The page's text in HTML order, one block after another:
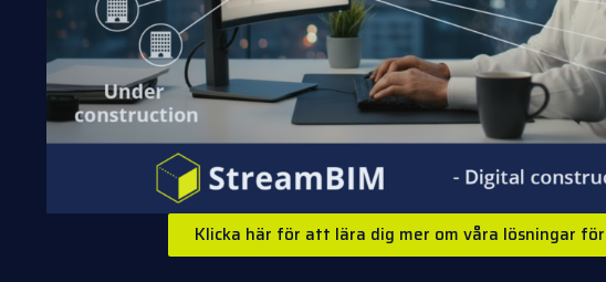
Klicka här för att lära dig mer om våra lösningar